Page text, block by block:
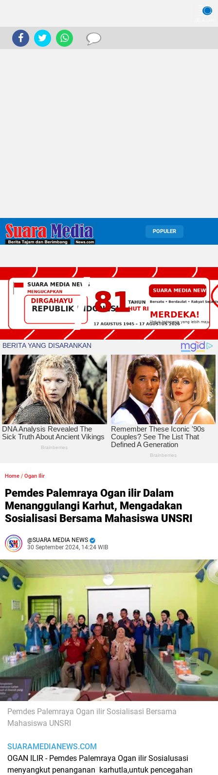
POPULER
Home / Ogan Ilir
Pemdes Palemraya Ogan ilir Dalam
Menanggulangi Karhut, Mengadakan
Sosialisasi Bersama Mahasiswa UNSRI
SUARA MEDIA NEWS
30 September 2024, 14:24 WIB
Pemdes Palemraya Ogan ilir Sosialisasi Bersama
Mahasiswa UNSRI
SUARAMEDIANEWS.COM
OGAN ILIR - Pemdes Palemraya Ogan ilir Sosialusasi
menyangkut penanganan karhutla,untuk pencegahan